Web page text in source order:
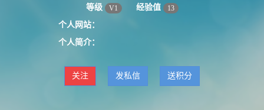
等级 V1 经验值 13
个人网站：
个人简介：
关注 发私信 送积分